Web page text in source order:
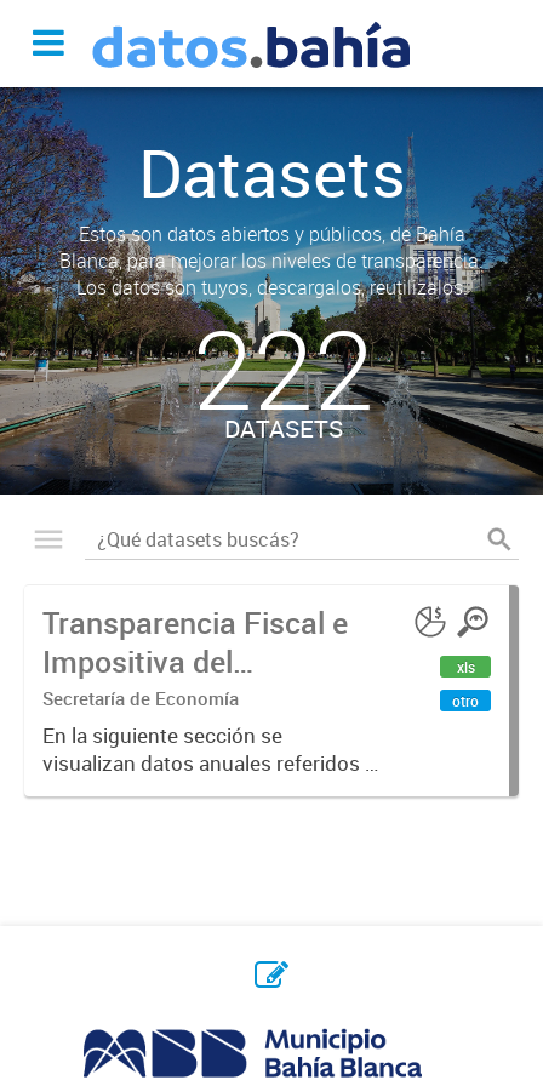
Datasets
Estos son datos abiertos y públicos, de Bahía
Blanca, para mejorar los niveles de transparencia.
Los datos son tuyos, descargalos, reutilizalos.
222
DATASETS
Transparencia Fiscal e
Impositiva del
Municipio. Año 2023
Secretaría de Economía
En la siguiente sección se
visualizan datos anuales referidos a
la transparencia fiscal e impositiva
xls
otro